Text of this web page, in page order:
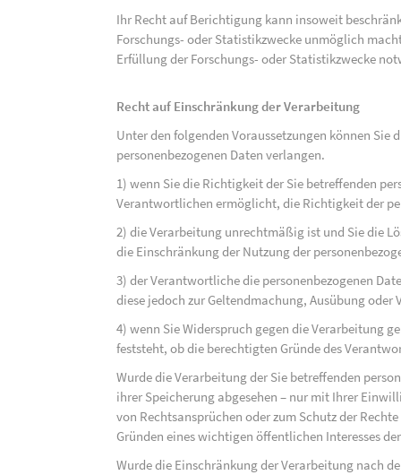
Ihr Recht auf Berichtigung kann insoweit
Forschungs- oder Statistikzwecke unmöglich
Erfüllung der Forschungs- oder Statistikzwecke
Recht auf Einschränkung der Verarbeitung
Unter den folgenden Voraussetzungen können
personenbezogenen Daten verlangen.
1) wenn Sie die Richtigkeit der Sie betreffenden
Verantwortlichen ermöglicht, die Richtigkeit der
2) die Verarbeitung unrechtmäßig ist und Sie die
die Einschränkung der Nutzung der
3) der Verantwortliche die personenbezogenen
diese jedoch zur Geltendmachung, Ausübung
4) wenn Sie Widerspruch gegen die Verarbeitung
feststeht, ob die berechtigten Gründe des
Wurde die Verarbeitung der Sie betreffenden
ihrer Speicherung abgesehen – nur mit Ihrer
von Rechtsansprüchen oder zum Schutz der
Gründen eines wichtigen öffentlichen Interesses
Wurde die Einschränkung der Verarbeitung nach